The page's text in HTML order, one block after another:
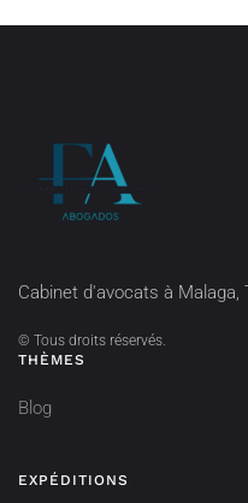
Cabinet d'avocats à Malaga,
© Tous droits réservés.
THÈMES
Blog
EXPÉDITIONS